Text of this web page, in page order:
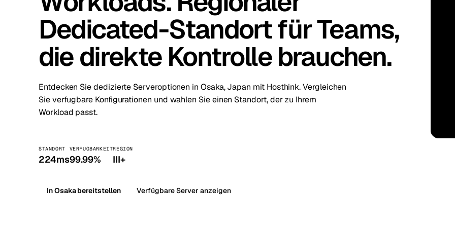
Stockholm Schweden
Warsaw Polen Zurich
Dedicated-Standort für Teams,
die direkte Kontrolle brauchen.
Entdecken Sie dedizierte Serveroptionen in Osaka, Japan mit Hosthink. Vergleichen
Sie verfugbare Konfigurationen und wahlen Sie einen Standort, der zu Ihrem
Workload passt.
STANDORT
224ms
VERFUGBARKEIT
99.99%
REGION
III+
In Osaka bereitstellen Verfügbare Server anzeigen